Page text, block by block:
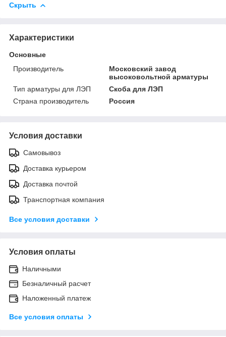
Скрыть
Характеристики
Основные
Производитель
Московский завод
высоковольтной арматуры
Тип арматуры для ЛЭП
Скоба для ЛЭП
Страна производитель
Россия
Условия доставки
Самовывоз
Доставка курьером
Доставка почтой
Транспортная компания
Все условия доставки
Условия оплаты
Наличными
Безналичный расчет
Наложенный платеж
Все условия оплаты